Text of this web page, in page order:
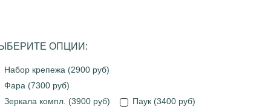
ОПЦИИ:
Набор крепежа (2900 руб)
Фара (7300 руб)
Зеркала компл. (3900 руб)
Паук (3400 руб)